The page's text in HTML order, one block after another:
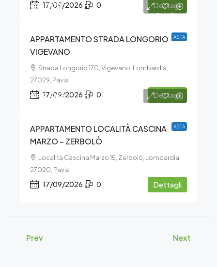
17/09/2026 0 Dettagli
ASTA
€15.922
APPARTAMENTO STRADA LONGORIO –
VIGEVANO
Strada Longorio 170, Vigevano, Lombardia,
27029, Pavia
17/09/2026 0 Dettagli
ASTA
€44.063
APPARTAMENTO LOCALITÀ CASCINA
MARZO – ZERBOLÒ
Località Cascina Marzo 15, Zerbolò, Lombardia,
27020, Pavia
17/09/2026 0 Dettagli
Prev Next